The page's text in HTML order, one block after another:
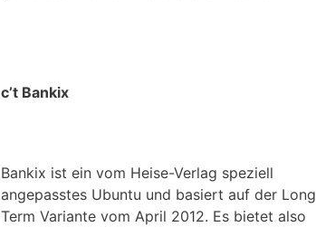
c’t Bankix
Bankix ist ein vom Heise-Verlag speziell
angepasstes Ubuntu und basiert auf der Long
Term Variante vom April 2012. Es bietet also